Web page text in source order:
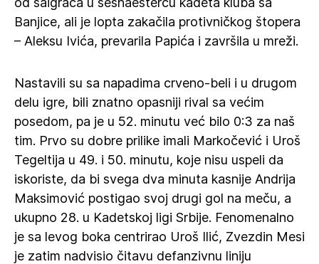
Banjice, ali je lopta zakačila protivničkog štopera
– Aleksu Ivića, prevarila Papića i završila u mreži.
Nastavili su sa napadima crveno-beli i u drugom
delu igre, bili znatno opasniji rival sa većim
posedom, pa je u 52. minutu već bilo 0:3 za naš
tim. Prvo su dobre prilike imali Markočević i Uroš
Tegeltija u 49. i 50. minutu, koje nisu uspeli da
iskoriste, da bi svega dva minuta kasnije Andrija
Maksimović postigao svoj drugi gol na meču, a
ukupno 28. u Kadetskoj ligi Srbije. Fenomenalno
je sa levog boka centrirao Uroš Ilić, Zvezdin Mesi
je zatim nadvisio čitavu defanzivnu liniju